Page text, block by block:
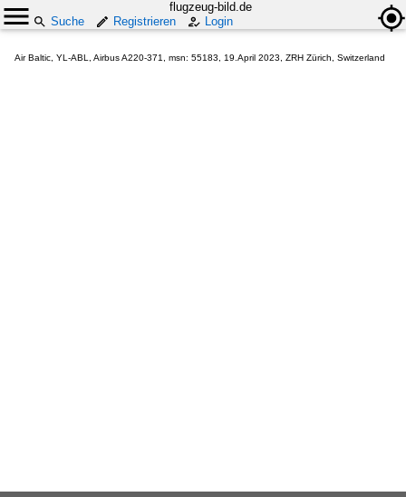
flugzeug-bild.de
Suche
Registrieren Login
Air Baltic, YL-ABL, Airbus A220-371, msn: 55183, 19.April 2023, ZRH Zürich, Switzerland